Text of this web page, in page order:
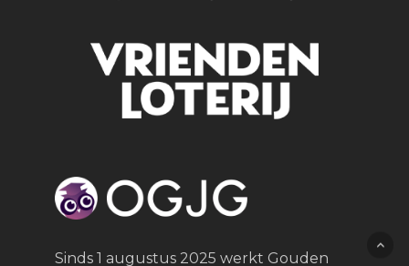
Sinds 1 augustus 2025 werkt Gouden